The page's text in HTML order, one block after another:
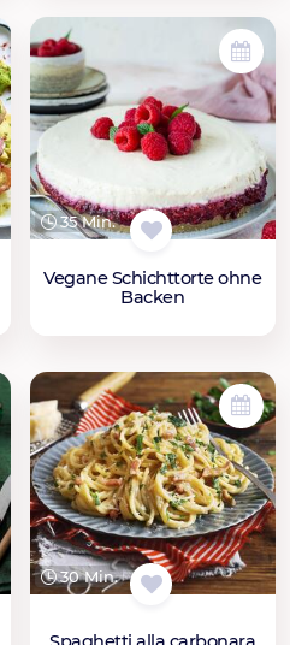
35 Min.
Vegane Schichttorte ohne
Backen
30 Min.